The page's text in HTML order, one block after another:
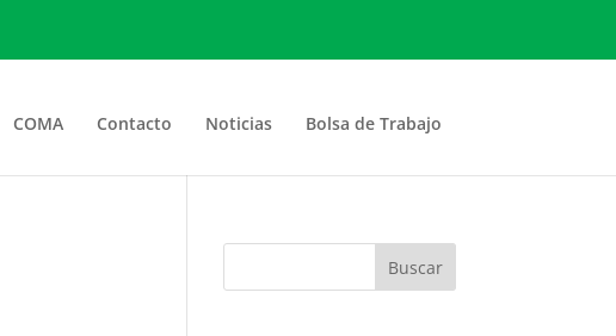
COMA Contacto Noticias Bolsa de Trabajo